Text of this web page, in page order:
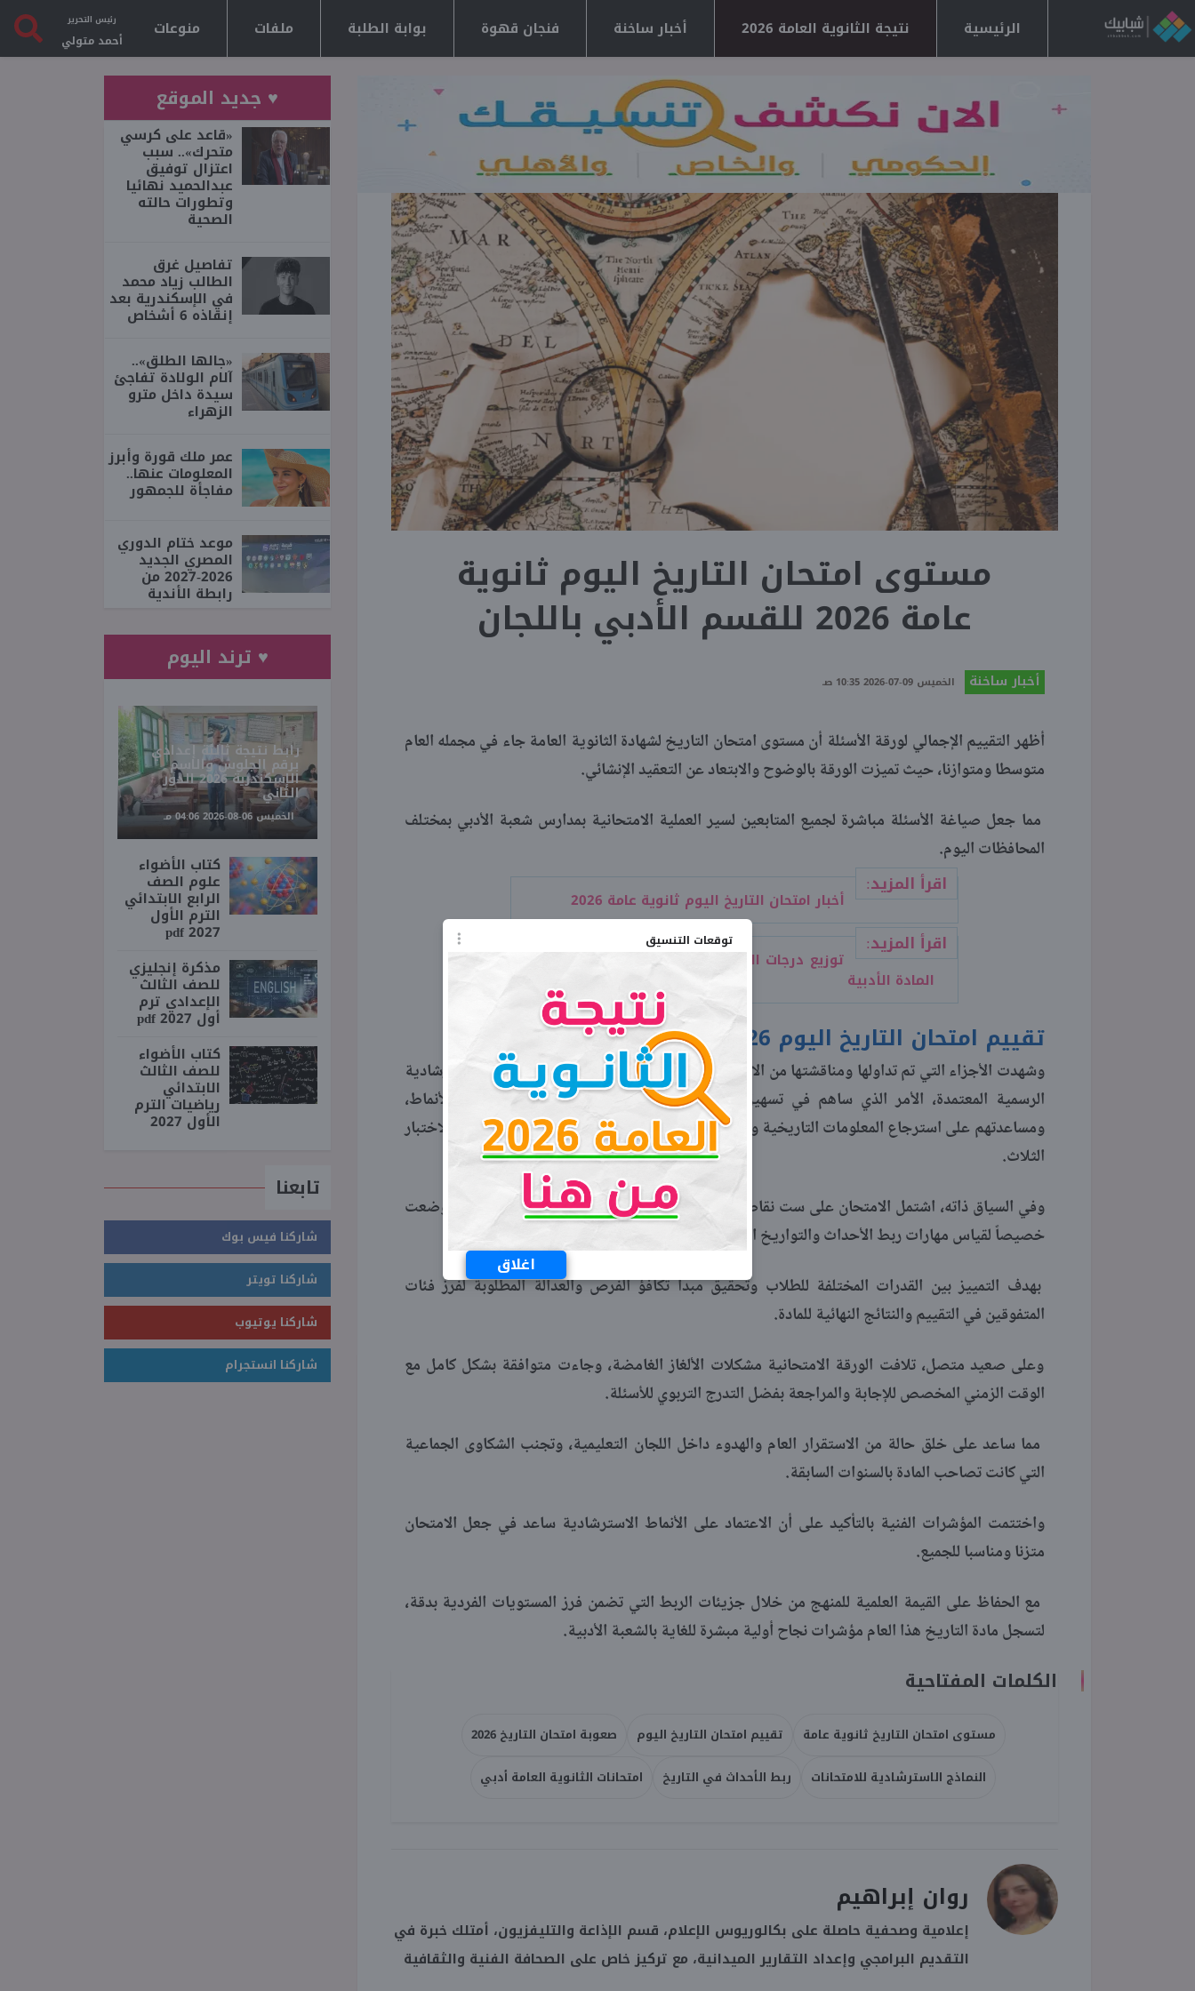
توقعات التنسيق
اغلاق
الرئيسية نتيجة الثانوية العامة 2026 أخبار ساخنة فنجان قهوة بوابة الطلبة ملفات منوعات رئيس التحرير
أحمد متولي
مستوى امتحان التاريخ اليوم ثانوية
عامة 2026 للقسم الأدبي باللجان
أخبار ساخنة الخميس 09-07-2026 10:35 صـ
أظهر التقييم الإجمالي لورقة الأسئلة أن مستوى امتحان التاريخ لشهادة الثانوية العامة جاء في مجمله العام
متوسطا ومتوازنا، حيث تميزت الورقة بالوضوح والابتعاد عن التعقيد الإنشائي.
مما جعل صياغة الأسئلة مباشرة لجميع المتابعين لسير العملية الامتحانية بمدارس شعبة الأدبي بمختلف
المحافظات اليوم.
اقرأ المزيد:
أخبار امتحان التاريخ اليوم ثانوية عامة 2026
اقرأ المزيد:
توزيع درجات التاريخ للثانوية العامة 2026.. ميزان
المادة الأدبية
تقييم امتحان التاريخ اليوم 2026
وشهدت الأجزاء التي تم تداولها ومناقشتها من الامتحان مجيئ أسئلة كثيرة بالنص من النماذج الاسترشادية
الرسمية المعتمدة، الأمر الذي ساهم في تسهيل الحل ومنح أفضلية حقيقية للمتابعين لتلك الأنماط،
ومساعدتهم على استرجاع المعلومات التاريخية وصياغتها بدقة تامة دون عوائق تذكر طوال ساعات الاختبار
الثلاث.
وفي السياق ذاته، اشتمل الامتحان على ست نقاط فنية مصنفة في مستوى عالٍ من التفكير، والتي وضعت
خصيصاً لقياس مهارات ربط الأحداث والتواريخ التاريخية.
بهدف التمييز بين القدرات المختلفة للطلاب وتحقيق مبدأ تكافؤ الفرص والعدالة المطلوبة لفرز فئات
المتفوقين في التقييم والنتائج النهائية للمادة.
وعلى صعيد متصل، تلافت الورقة الامتحانية مشكلات الألغاز الغامضة، وجاءت متوافقة بشكل كامل مع
الوقت الزمني المخصص للإجابة والمراجعة بفضل التدرج التربوي للأسئلة.
مما ساعد على خلق حالة من الاستقرار العام والهدوء داخل اللجان التعليمية، وتجنب الشكاوى الجماعية
التي كانت تصاحب المادة بالسنوات السابقة.
واختتمت المؤشرات الفنية بالتأكيد على أن الاعتماد على الأنماط الاسترشادية ساعد في جعل الامتحان
متزنا ومناسبا للجميع.
مع الحفاظ على القيمة العلمية للمنهج من خلال جزيئات الربط التي تضمن فرز المستويات الفردية بدقة،
لتسجل مادة التاريخ هذا العام مؤشرات نجاح أولية مبشرة للغاية بالشعبة الأدبية.
الكلمات المفتاحية
مستوى امتحان التاريخ ثانوية عامة تقييم امتحان التاريخ اليوم
صعوبة امتحان التاريخ 2026
النماذج الاسترشادية للامتحانات
ربط الأحداث في التاريخ امتحانات الثانوية العامة أدبي
روان إبراهيم
إعلامية وصحفية حاصلة على بكالوريوس الإعلام، قسم الإذاعة والتليفزيون، أمتلك خبرة في
التقديم البرامجي وإعداد التقارير الميدانية، مع تركيز خاص على الصحافة الفنية والثقافية
♥ جديد الموقع
«قاعد على كرسي
متحرك».. سبب
اعتزال توفيق
عبدالحميد نهائيا
وتطورات حالته
الصحية
تفاصيل غرق
الطالب زياد محمد
في الإسكندرية بعد
إنقاذه 6 أشخاص
«جالها الطلق»..
آلام الولادة تفاجئ
سيدة داخل مترو
الزهراء
عمر ملك قورة وأبرز
المعلومات عنها..
مفاجأة للجمهور
موعد ختام الدوري
المصري الجديد
2026-2027 من
رابطة الأندية
♥ ترند اليوم
رابط نتيجة ثالثة إعدادي
برقم الجلوس والاسم
الإسكندرية 2026 الدور
الثاني
الخميس 06-08-2026 04:06 مـ
كتاب الأضواء
علوم الصف
الرابع الابتدائي
الترم الأول
2027 pdf
مذكرة إنجليزي
للصف الثالث
الإعدادي ترم
أول 2027 pdf
كتاب الأضواء
للصف الثالث
الابتدائي
رياضيات الترم
الأول 2027
تابعنا
شاركنا فيس بوك
شاركنا تويتر
شاركنا يوتيوب
شاركنا انستجرام